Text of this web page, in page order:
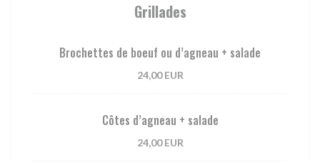
Grillades
Brochettes de boeuf ou d’agneau + salade
24,00 EUR
Côtes d’agneau + salade
24,00 EUR